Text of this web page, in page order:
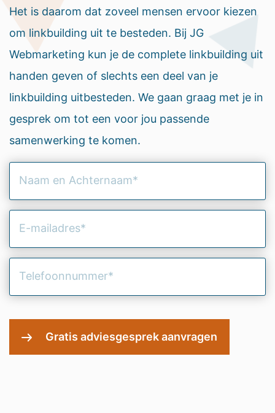
Het is daarom dat zoveel mensen ervoor kiezen
om linkbuilding uit te besteden. Bij JG
Webmarketing kun je de complete linkbuilding uit
handen geven of slechts een deel van je
linkbuilding uitbesteden. We gaan graag met je in
gesprek om tot een voor jou passende
samenwerking te komen.
en
Achternaam
(Vereist)
mailadres
(Vereist)
(Vereist)